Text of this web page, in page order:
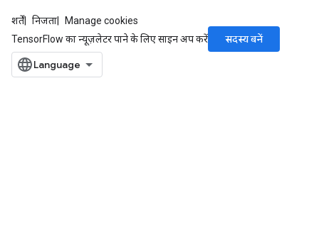
शर्तें निजता
Manage cookies
TensorFlow का न्यूज़लेटर पाने के लिए साइन अप करें
सदस्य बनें